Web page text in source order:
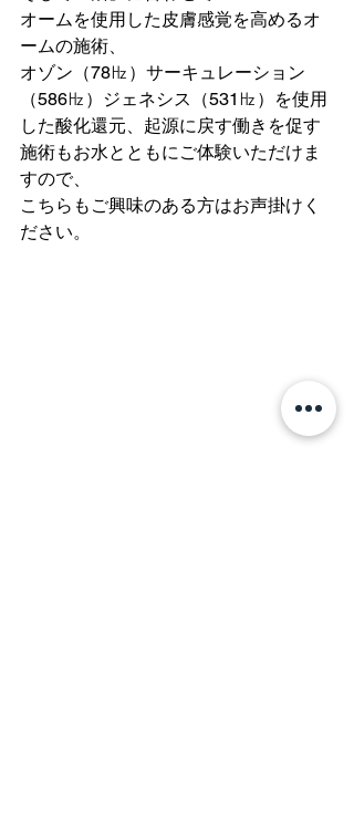
オームを使用した皮膚感覚を高めるオ
ームの施術、
オゾン（78㎐）サーキュレーション
（586㎐）ジェネシス（531㎐）を使用
した酸化還元、起源に戻す働きを促す
施術もお水とともにご体験いただけま
すので、
こちらもご興味のある方はお声掛けく
ださい。